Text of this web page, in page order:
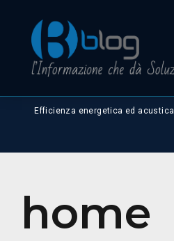
Efficienza energetica ed acustica
home